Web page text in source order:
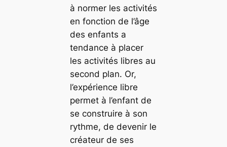
à normer les activités
en fonction de l’âge
des enfants a
tendance à placer
les activités libres au
second plan. Or,
l’expérience libre
permet à l’enfant de
se construire à son
rythme, de devenir le
créateur de ses